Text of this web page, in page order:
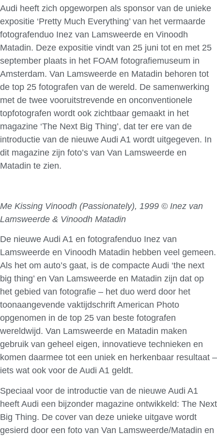
Audi heeft zich opgeworpen als sponsor van de unieke
expositie ‘Pretty Much Everything’ van het vermaarde
fotografenduo Inez van Lamsweerde en Vinoodh
Matadin. Deze expositie vindt van 25 juni tot en met 25
september plaats in het FOAM fotografiemuseum in
Amsterdam. Van Lamsweerde en Matadin behoren tot
de top 25 fotografen van de wereld. De samenwerking
met de twee vooruitstrevende en onconventionele
topfotografen wordt ook zichtbaar gemaakt in het
magazine ‘The Next Big Thing’, dat ter ere van de
introductie van de nieuwe Audi A1 wordt uitgegeven. In
dit magazine zijn foto’s van Van Lamsweerde en
Matadin te zien.
Me Kissing Vinoodh (Passionately), 1999 © Inez van
Lamsweerde & Vinoodh Matadin
De nieuwe Audi A1 en fotografenduo Inez van
Lamsweerde en Vinoodh Matadin hebben veel gemeen.
Als het om auto’s gaat, is de compacte Audi ‘the next
big thing’ en Van Lamsweerde en Matadin zijn dat op
het gebied van fotografie – het duo werd door het
toonaangevende vaktijdschrift American Photo
opgenomen in de top 25 van beste fotografen
wereldwijd. Van Lamsweerde en Matadin maken
gebruik van geheel eigen, innovatieve technieken en
komen daarmee tot een uniek en herkenbaar resultaat –
iets wat ook voor de Audi A1 geldt.
Speciaal voor de introductie van de nieuwe Audi A1
heeft Audi een bijzonder magazine ontwikkeld: The Next
Big Thing. De cover van deze unieke uitgave wordt
gesierd door een foto van Van Lamsweerde/Matadin en